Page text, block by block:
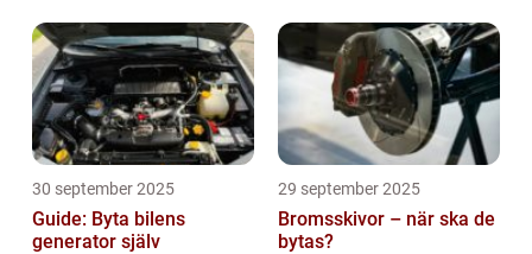
30 september 2025
Guide: Byta bilens
generator själv
29 september 2025
Bromsskivor – när ska de
bytas?